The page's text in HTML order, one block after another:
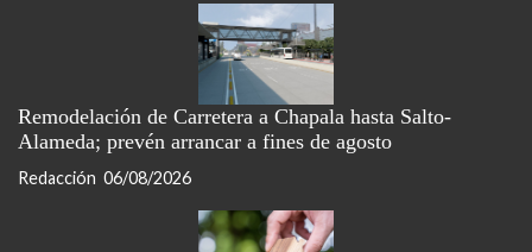
Remodelación de Carretera a Chapala hasta Salto-
Alameda; prevén arrancar a fines de agosto
Redacción 06/08/2026